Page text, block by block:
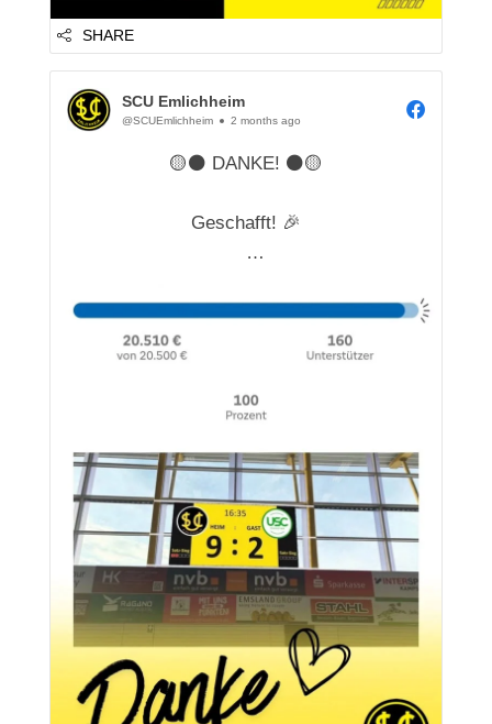
SHARE
SCU Emlichheim
@SCUEmlichheim 2 months ago
🟡⚫ DANKE! ⚫🟡
Geschafft! 🎉
unsere Crowdfunding-Aktion für den LED-
Großbildschirm in der Vechtetalhalle
dieses Projekt unterstützt, begleitet und
dafür geworben haben. 🙌
Ihr habt gezeigt, was möglich is...